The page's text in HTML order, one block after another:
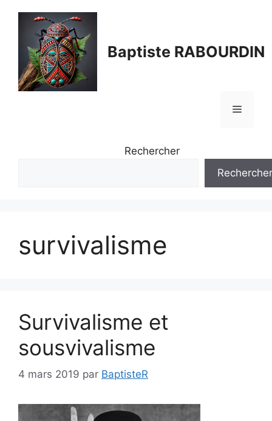
contenu
Baptiste RABOURDIN
Menu
Rechercher
Rechercher
survivalisme
Survivalisme et
sousvivalisme
4 mars 2019 par BaptisteR